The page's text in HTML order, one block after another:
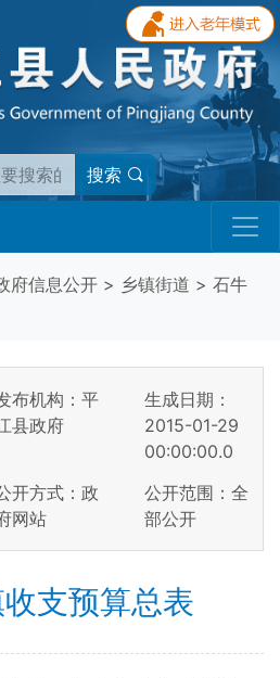
搜索
府信息公开 > 乡镇街道 > 石牛
布机构：平
县政府
生成日期：
2015-01-29
00:00:00.0
开方式：政
网站
公开范围：全
部公开
支预算总表